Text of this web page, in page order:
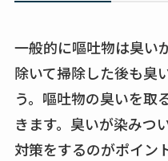
一般的に嘔吐物は臭い
除いて掃除した後も臭
う。嘔吐物の臭いを取
きます。臭いが染みつ
対策をするのがポイン